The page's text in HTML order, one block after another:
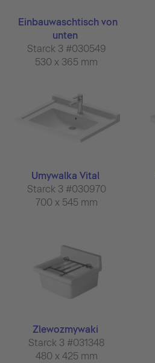
Einbauwaschtisch von
unten
Starck 3 #030549
530 x 365 mm
Umywalka Vital
Starck 3 #030970
700 x 545 mm
Zlewozmywaki
Starck 3 #031348
480 x 425 mm